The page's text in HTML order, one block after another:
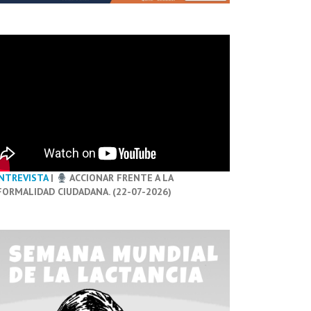
|
ACCIONAR FRENTE A LA
CIUDADANA. (22-07-2026)